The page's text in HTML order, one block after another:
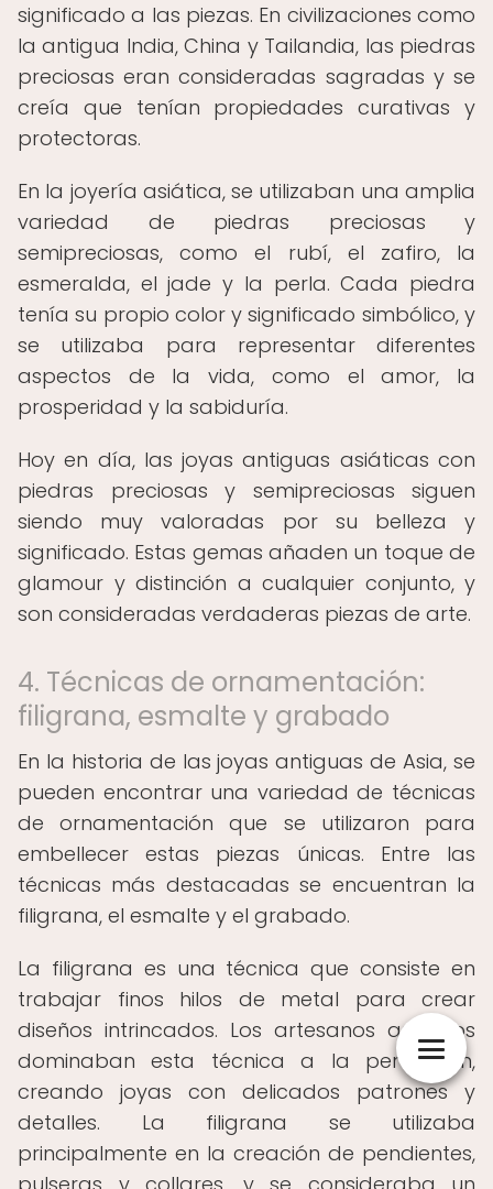
significado a las piezas. En civilizaciones como
la antigua India, China y Tailandia, las piedras
preciosas eran consideradas sagradas y se
creía que tenían propiedades curativas y
protectoras.
En la joyería asiática, se utilizaban una amplia
variedad de piedras preciosas y
semipreciosas, como el rubí, el zafiro, la
esmeralda, el jade y la perla. Cada piedra
tenía su propio color y significado simbólico, y
se utilizaba para representar diferentes
aspectos de la vida, como el amor, la
prosperidad y la sabiduría.
Hoy en día, las joyas antiguas asiáticas con
piedras preciosas y semipreciosas siguen
siendo muy valoradas por su belleza y
significado. Estas gemas añaden un toque de
glamour y distinción a cualquier conjunto, y
son consideradas verdaderas piezas de arte.
4. Técnicas de ornamentación:
filigrana, esmalte y grabado
En la historia de las joyas antiguas de Asia, se
pueden encontrar una variedad de técnicas
de ornamentación que se utilizaron para
embellecer estas piezas únicas. Entre las
técnicas más destacadas se encuentran la
filigrana, el esmalte y el grabado.
La filigrana es una técnica que consiste en
trabajar finos hilos de metal para crear
diseños intrincados. Los artesanos asiáticos
dominaban esta técnica a la perfección,
creando joyas con delicados patrones y
detalles. La filigrana se utilizaba
principalmente en la creación de pendientes,